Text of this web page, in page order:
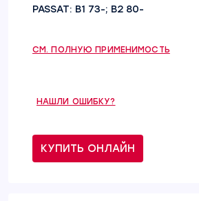
PASSAT: B1 73-; B2 80-
СМ. ПОЛНУЮ ПРИМЕНИМОСТЬ
НАШЛИ ОШИБКУ?
КУПИТЬ ОНЛАЙН